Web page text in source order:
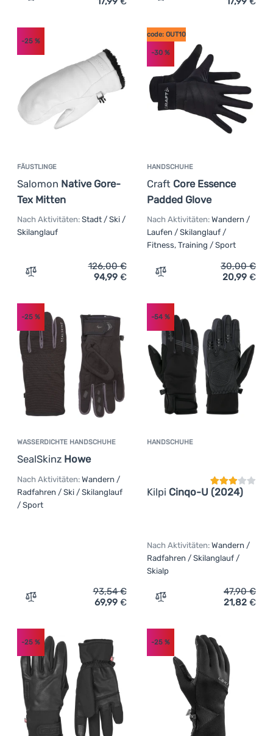
Zum Vergleich 'Damenhandschuh Etape Diana 2.0'
Zum Vergleich
FÄUSTLINGE
Salomon Native Gore-
Tex Mitten
-25 %
Nach Aktivitäten: Stadt / Ski /
Skilanglauf
Zum Vergleich 'Fäustlinge Salomon Native Gore-Tex
126,00€
94,99 €
HANDSCHUHE
Craft Core Essence
Padded Glove
code: OUT10
-30%
Nach Aktivitäten: Wandern /
Laufen / Skilanglauf /
Fitness, Training / Sport
Zum Vergleich
30,00€
20,99 €
WASSERDICHTE HANDSCHUHE
SealSkinz Howe
-25 %
Nach Aktivitäten: Wandern /
Radfahren / Ski / Skilanglauf
/ Sport
Zum Vergleich 'Wasserdichte Handschuhe SealSkinz
93,54€
69,99 €
HANDSCHUHE
Kilpi Cinqo-U (2024)
-54%
Nach Aktivitäten: Wandern /
Radfahren / Skilanglauf /
Skialp
Zum Vergleich
47,90€
21,82 €
-25 % -25%